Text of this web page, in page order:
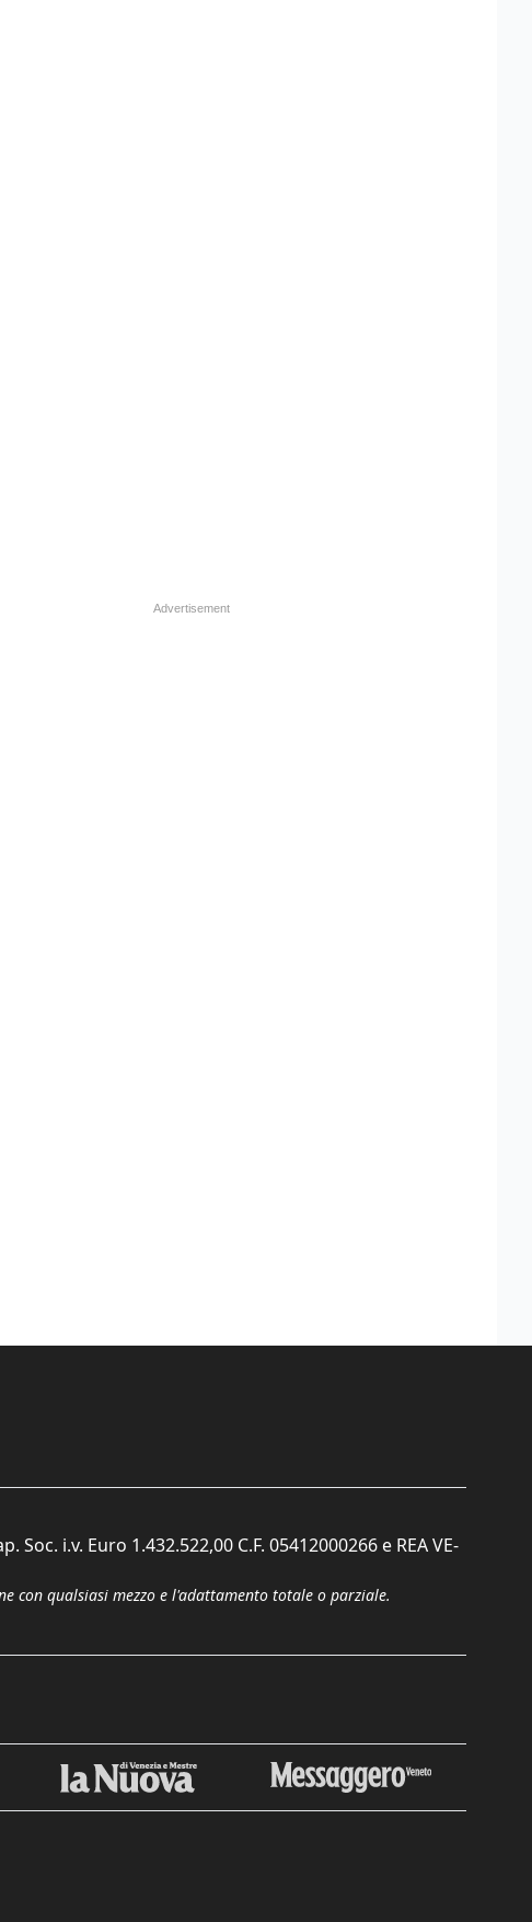
i.v. Euro 1.432.522,00 C.F. 05412000266 e REA VE-
con qualsiasi mezzo e l'adattamento totale o parziale.